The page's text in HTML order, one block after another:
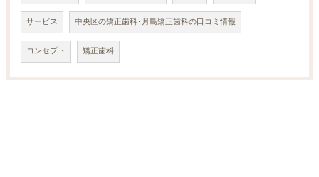
サービス 中央区の矯正歯科･月島矯正歯科の口コミ情報
コンセプト 矯正歯科